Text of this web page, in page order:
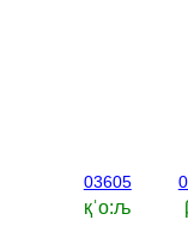
03605
қˈо:љ